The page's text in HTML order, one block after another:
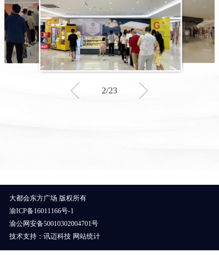
招商联系
招贤纳士
2/23
大都会东方广场 版权所有
渝ICP备16011166号-1
渝公网安备50010302004701号
技术支持： 讯迈科技 网站统计